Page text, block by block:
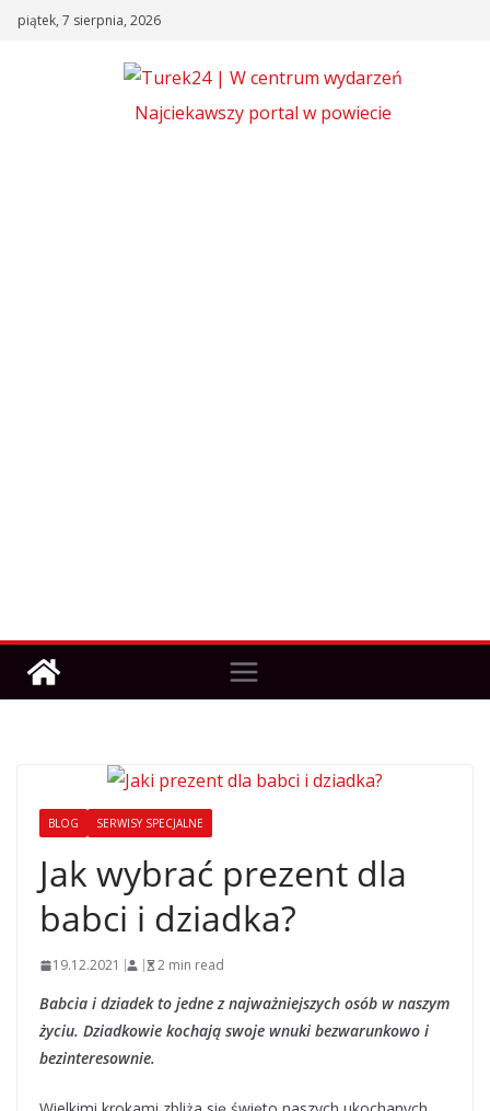
Skippiątek, 7 sierpnia, 2026
Najciekawszy portal w powiecie
BLOG SERWISY SPECJALNE
Jak wybrać prezent dla
babci i dziadka?
19.12.2021 2 min read
Babcia i dziadek to jedne z najważniejszych osób w naszym
życiu. Dziadkowie kochają swoje wnuki bezwarunkowo i
bezinteresownie.